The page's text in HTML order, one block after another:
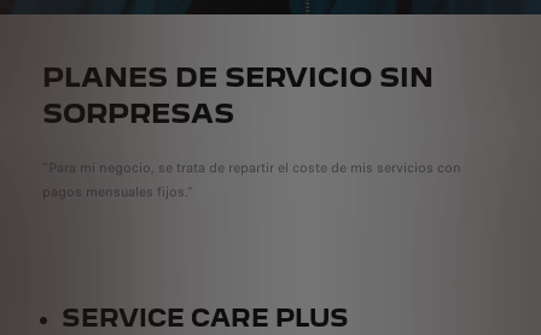
PLANES DE SERVICIO SIN
SORPRESAS
“Para mi negocio, se trata de repartir el coste de mis servicios con
pagos mensuales fijos.”
SERVICE CARE PLUS